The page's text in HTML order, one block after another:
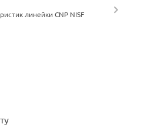
линейки CNP NISF